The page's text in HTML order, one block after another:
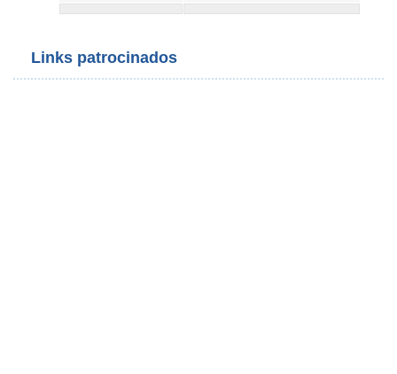
Links patrocinados